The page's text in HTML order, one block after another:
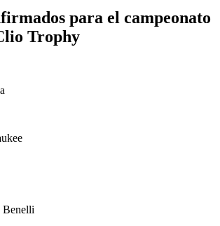
para el campeonato
Trophy
Benelli